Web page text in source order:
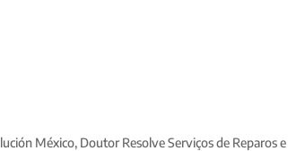
México, Doutor Resolve Serviços de Reparos e